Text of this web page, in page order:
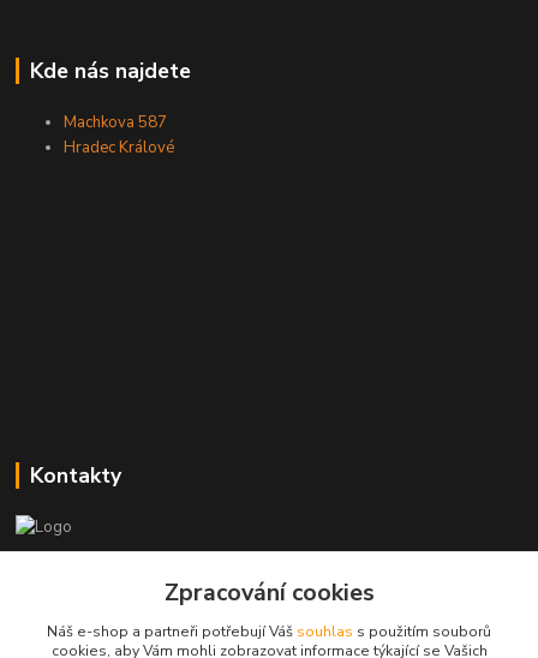
Kde nás najdete
Machkova 587
Hradec Králové
Kontakty
+420773237626
Zpracování cookies
Náš e-shop a partneři potřebují Váš souhlas s použitím souborů
cookies, aby Vám mohli zobrazovat informace týkající se Vašich